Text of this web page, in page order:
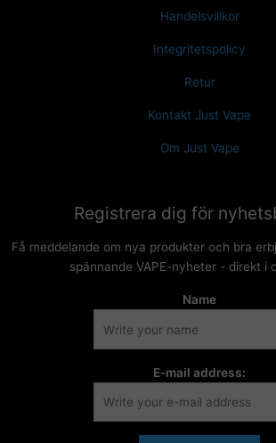
Handelsvillkor
Integritetspolicy
Retur
Kontakt Just Vape
Om Just Vape
Registrera dig för
Få meddelande om nya produkter och bra
spännande VAPE-nyheter - direkt i
Name
E-mail address: